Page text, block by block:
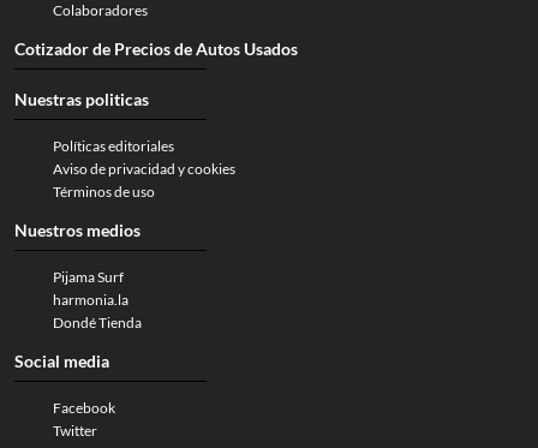
Colaboradores
Cotizador de Precios de Autos Usados
Nuestras politicas
Políticas editoriales
Aviso de privacidad y cookies
Términos de uso
Nuestros medios
Pijama Surf
harmonia.la
Dondé Tienda
Social media
Facebook
Twitter